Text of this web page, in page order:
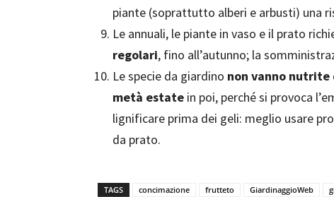
piante (soprattutto alberi e arbusti) una
Le annuali, le piante in vaso e il prato
regolari, fino all’autunno; la
Le specie da giardino non vanno
metà estate in poi, perché si provoca
lignificare prima dei geli: meglio usare
da prato.
TAGS concimazione frutteto GiardinaggioWeb